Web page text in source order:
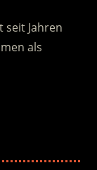
seit Jahren
als